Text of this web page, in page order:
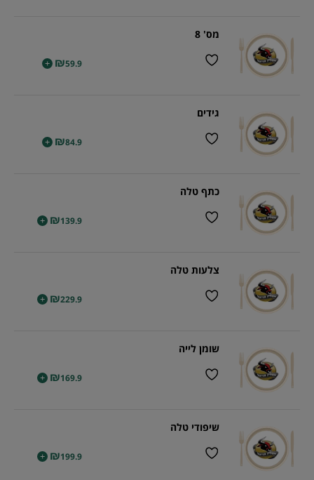
מס' 8
₪59.9
+
גידים
₪84.9
+
כתף טלה
₪139.9
+
צלעות טלה
₪229.9
+
שומן לייה
₪169.9
+
שיפודי טלה
₪199.9
+